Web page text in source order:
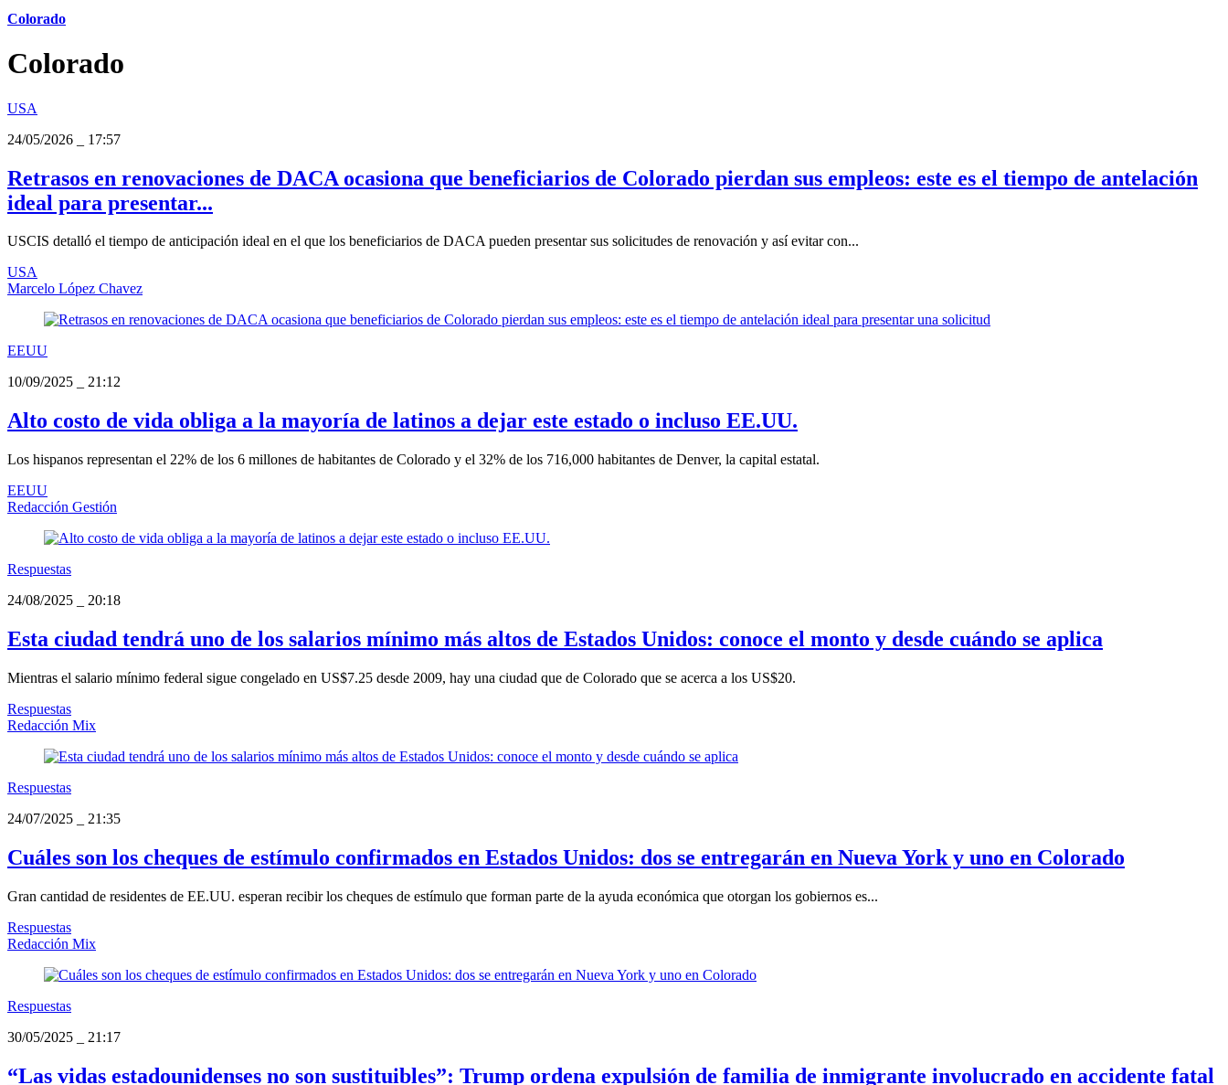
Colorado
Colorado
USA
24/05/2026
17:57
Retrasos en renovaciones de DACA ocasiona que beneficiarios de Colorado pierdan sus empleos: este es el tiempo de antelación
ideal para presentar...
USCIS detalló el tiempo de anticipación ideal en el que los beneficiarios de DACA pueden presentar sus solicitudes de renovación y así evitar con...
USA
Marcelo López Chavez
EEUU
10/09/2025
21:12
Alto costo de vida obliga a la mayoría de latinos a dejar este estado o incluso EE.UU.
Los hispanos representan el 22% de los 6 millones de habitantes de Colorado y el 32% de los 716,000 habitantes de Denver, la capital estatal.
EEUU
Redacción Gestión
Respuestas
24/08/2025
20:18
Esta ciudad tendrá uno de los salarios mínimo más altos de Estados Unidos: conoce el monto y desde cuándo se aplica
Mientras el salario mínimo federal sigue congelado en US$7.25 desde 2009, hay una ciudad que de Colorado que se acerca a los US$20.
Respuestas
Redacción Mix
Respuestas
24/07/2025
21:35
Cuáles son los cheques de estímulo confirmados en Estados Unidos: dos se entregarán en Nueva York y uno en Colorado
Gran cantidad de residentes de EE.UU. esperan recibir los cheques de estímulo que forman parte de la ayuda económica que otorgan los gobiernos es...
Respuestas
Redacción Mix
Respuestas
30/05/2025
21:17
“Las vidas estadounidenses no son sustituibles”: Trump ordena expulsión de familia de inmigrante involucrado en accidente fatal